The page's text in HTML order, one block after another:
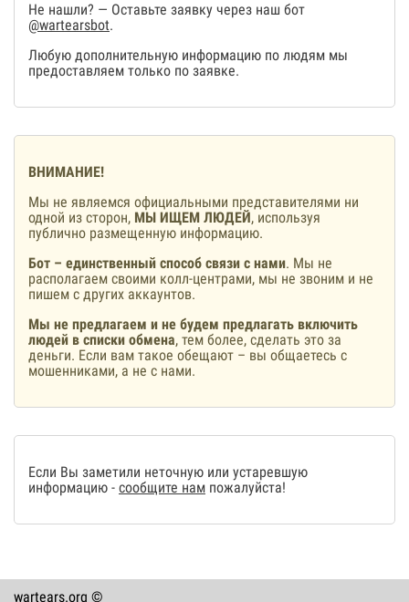
Не нашли? — Оставьте заявку через наш бот
@wartearsbot.
Любую дополнительную информацию по людям мы
предоставляем только по заявке.
ВНИМАНИЕ!
Мы не являемся официальными представителями ни
одной из сторон, МЫ ИЩЕМ ЛЮДЕЙ, используя
публично размещенную информацию.
Бот – единственный способ связи с нами. Мы не
располагаем своими колл-центрами, мы не звоним и не
пишем с других аккаунтов.
Мы не предлагаем и не будем предлагать включить
людей в списки обмена, тем более, сделать это за
деньги. Если вам такое обещают – вы общаетесь с
мошенниками, а не с нами.
Если Вы заметили неточную или устаревшую
информацию - сообщите нам пожалуйста!
wartears.org ©